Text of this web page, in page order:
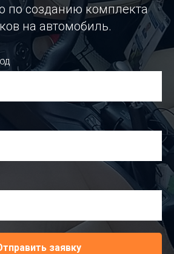
по созданию комплекта
на автомобиль.
заявку